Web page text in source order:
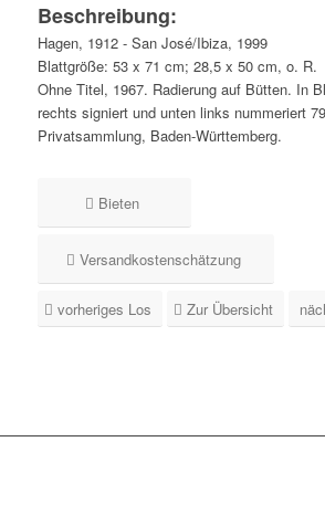
Beschreibung:
Hagen, 1912 - San José/Ibiza, 1999
Blattgröße: 53 x 71 cm; 28,5 x 50 cm, o. R.
Ohne Titel, 1967. Radierung auf Bütten. In
rechts signiert und unten links nummeriert
Privatsammlung, Baden-Württemberg.
Bieten
Versandkostenschätzung
vorheriges Los Zur Übersicht